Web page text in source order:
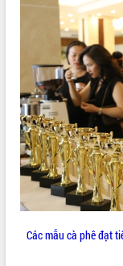
Bí thư Tỉnh ủy Lương
Triết thăm, tặng quà
cách mạng
Rà soát, hoàn thiện hệ
Các mẫu cà phê đạt